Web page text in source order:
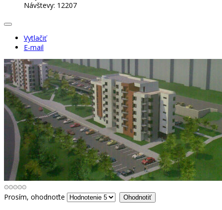
Návštevy: 12207
Vytlačiť
E-mail
Prosím, ohodnoťte